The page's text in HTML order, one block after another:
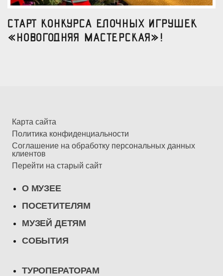
Старт конкурса елочных игрушек
«Новогодняя мастерская»!
Карта сайта
Политика конфиденциальности
Соглашение на обработку персональных данных
клиентов
Перейти на старый сайт
О МУЗЕЕ
ПОСЕТИТЕЛЯМ
МУЗЕЙ ДЕТЯМ
СОБЫТИЯ
ТУРОПЕРАТОРАМ